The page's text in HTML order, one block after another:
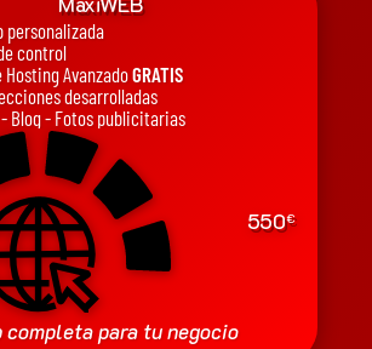
personalizada
control
Hosting AvanzadoGRATIS
desarrolladas
- Blog - Fotos publicitarias
550€
completa para tu negocio